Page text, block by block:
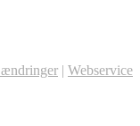
ændringer | Webservice